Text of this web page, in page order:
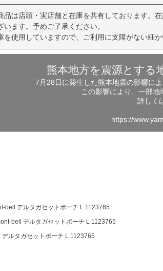
品は店頭・実店舗と在庫を共有しております。
います。予めご了承ください。
を使用していますので、ご利用に支障がない細
熊本地方を震源とする
7月28日に発生した熊本地震の影響に
この影響により、一部地
詳しく
https://
bell デルタガセットポーチ L 1123765
bell デルタガセットポーチ L 1123765
ルタガセットポーチ L 1123765